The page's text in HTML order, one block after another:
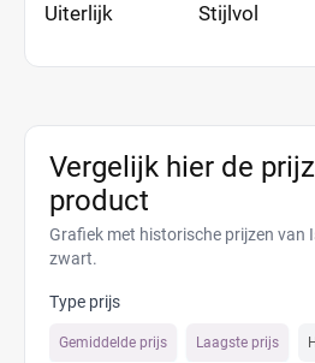
Uiterlijk Stijlvol
Vergelijk hier de
product
Grafiek met historische prijzen van
zwart.
Type prijs
Gemiddelde prijs Laagste prijs